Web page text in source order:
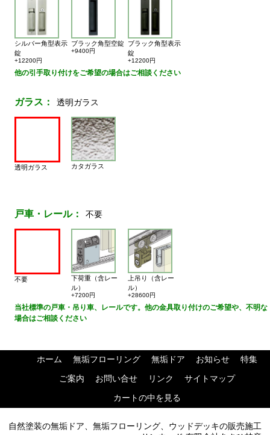
シルバー角型表示
錠
+12200円
ブラック角型空錠
+9400円
ブラック角型表示
錠
+12200円
他の引手取り付けをご希望の場合はご相談ください
ガラス： 透明ガラス
透明ガラス カタガラス
戸車・レール： 不要
不要
下荷重（含レー
ル）
+7200円
上吊り（含レー
ル）
+28600円
当社標準の戸車・吊り車、レールです。他の金具取り付けのご希望や、不明な
場合はご相談ください
ホーム 無垢フローリング 無垢ドア お知らせ
特集
ご案内
お問い合せ リンク
サイトマップ
カートの中を見る
自然塗装の無垢ドア、無垢フローリング、ウッドデッキの販売施工